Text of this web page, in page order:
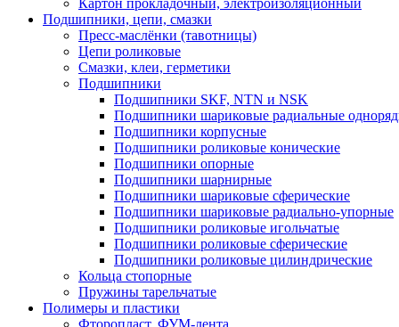
Картон прокладочный, электроизоляционный
Подшипники, цепи, смазки
Пресс-маслёнки (тавотницы)
Цепи роликовые
Смазки, клеи, герметики
Подшипники
Подшипники SKF, NTN и NSK
Подшипники шариковые радиальные
Подшипники корпусные
Подшипники роликовые конические
Подшипники опорные
Подшипники шарнирные
Подшипники шариковые сферические
Подшипники шариковые радиально-упорные
Подшипники роликовые игольчатые
Подшипники роликовые сферические
Подшипники роликовые цилиндрические
Кольца стопорные
Пружины тарельчатые
Полимеры и пластики
Фторопласт, ФУМ-лента